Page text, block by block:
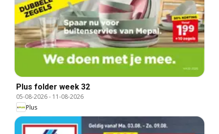
Plus folder week 32
05-08-2026- 11-08-2026
Plus